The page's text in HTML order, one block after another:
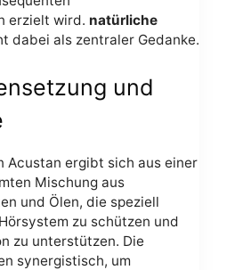
erzielt wird. natürliche
dabei als zentraler Gedanke.
und
Acustan ergibt sich aus einer
Mischung aus
und Ölen, die speziell
zu schützen und
zu unterstützen. Die
synergistisch, um